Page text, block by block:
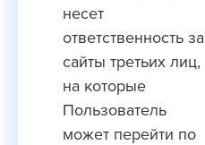
несет
ответственность за
сайты третьих лиц,
на которые
Пользователь
может перейти по